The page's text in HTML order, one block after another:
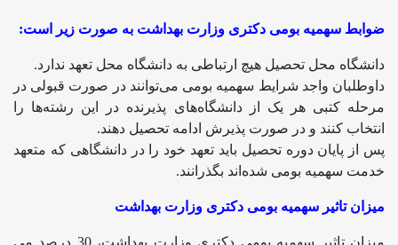
ضوابط سهمیه بومی دکتری وزارت بهداشت به صورت زیر است:
دانشگاه محل تحصیل هیچ ارتباطی به دانشگاه محل تعهد ندارد.
داوطلبان واجد شرایط سهمیه بومی می‌توانند در صورت قبولی در
مرحله کتبی هر یک از دانشگاه‌های پذیرنده در این رشته‌ها را
انتخاب کنند و در صورت پذیرش ادامه تحصیل دهند.
پس از پایان دوره تحصیل باید تعهد خود را در دانشگاهی که متعهد
خدمت سهمیه بومی شده‌اند بگذرانند.
میزان تاثیر سهمیه بومی دکتری وزارت بهداشت
میزان تاثیر سهمیه بومی دکتری وزارت بهداشت، 30 درصد می